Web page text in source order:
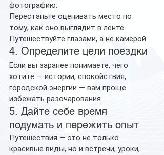
фотографию.
Перестаньте оценивать место по
тому, как оно выглядит в ленте.
Путешествуйте глазами, а не камерой.
4. Определите цели поездки
Если вы заранее понимаете, чего
хотите — истории, спокойствия,
городской энергии — вам проще
избежать разочарования.
5. Дайте себе время
подумать и пережить опыт
Путешествия — это не только
красивые виды, но и встречи, уроки,